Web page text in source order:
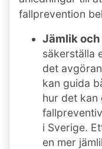
fallprevention
Jämlik
säkerställa
det
kan guida
hur det kan
i Sverige.
en mer